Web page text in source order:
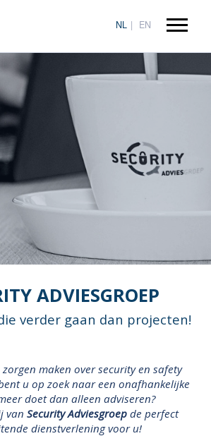
NL EN
ADVIESGROEP
verder gaan dan projecten!
maken over security en safety
u op zoek naar een onafhankelijke
doet dan alleen adviseren?
van Security Adviesgroepde perfect
dienstverlening voor u!